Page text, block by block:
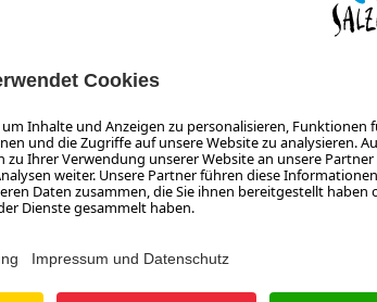
ALZBURGERLAND
Christian Granbacher-Roth